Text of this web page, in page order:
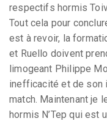
respectifs hormis
Tout cela pour
est à revoir, la
et Ruello doivent
limogeant Philippe
inefficacité et de son
match. Maintenant je
hormis N’Tep qui est